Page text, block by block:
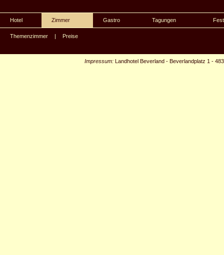
Hotel Zimmer Gastro Tagungen
Themenzimmer | Preise
Impressum: Landhotel Beverland - Beverlandplatz 1 -